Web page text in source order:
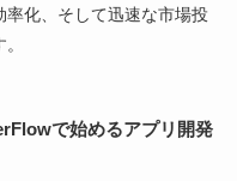
化、そして迅速な市場投
で始めるアプリ開発